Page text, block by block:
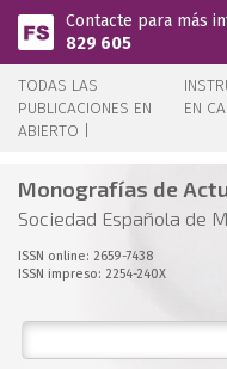
Pasar al contenido
Contacte para más
829 605
TODAS LAS
PUBLICACIONES EN
ABIERTO |
EN
Monografías de
Sociedad Española de
ISSN online: 2659-7438
ISSN impreso: 2254-240X